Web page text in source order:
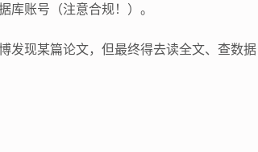
库账号（注意合规！）。
发现某篇论文，但最终得去读全文、查数